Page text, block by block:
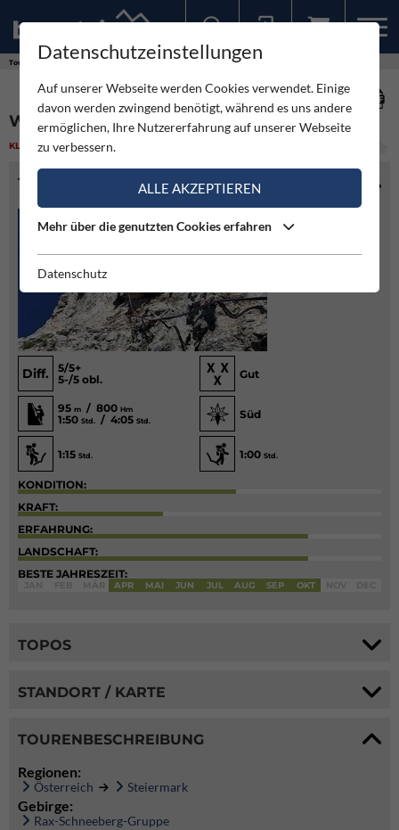
Touren
WILDER REISSTALERSTEIG - RAXMÄUER
KLETTERN MITTEL
TOURENINFO
Diff.
5/5+
5-/5 obl.
Gut
95 m / 800 Hm
1:50 Std. / 4:05 Std.
Süd
1:15 Std. 1:00 Std.
KONDITION:
KRAFT:
ERFAHRUNG:
LANDSCHAFT:
BESTE JAHRESZEIT:
APR MAI JUN JUL AUG SEP OKT
TOPOS
STANDORT / KARTE
TOURENBESCHREIBUNG
Regionen:
Österreich Steiermark
Gebirge:
Rax-Schneeberg-Gruppe
Datenschutzeinstellungen
Auf unserer Webseite werden Cookies verwendet. Einige
davon werden zwingend benötigt, während es uns andere
ermöglichen, Ihre Nutzererfahrung auf unserer Webseite
zu verbessern.
ALLE AKZEPTIEREN
Mehr über die genutzten Cookies erfahren
Datenschutz